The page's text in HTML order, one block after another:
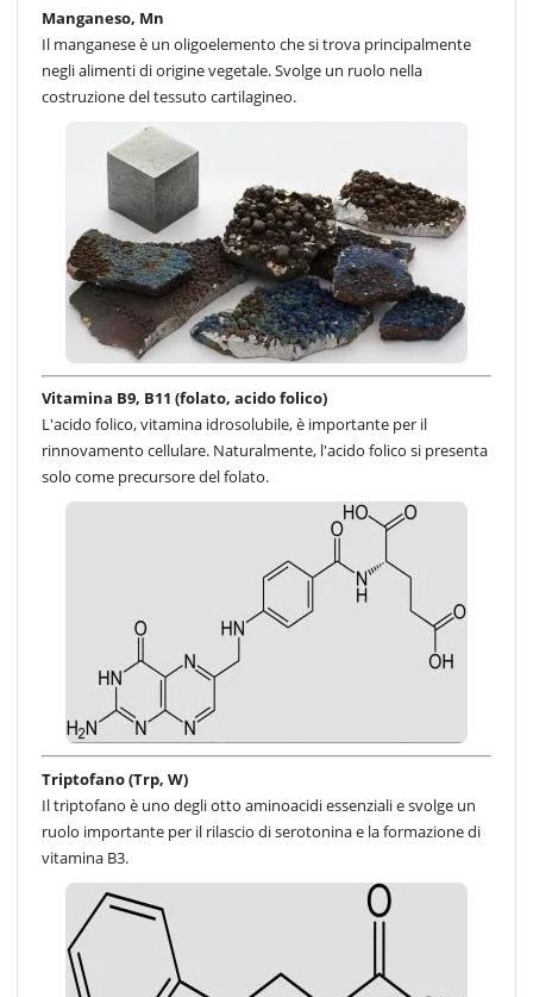
Manganeso, Mn
Il manganese è un oligoelemento che si trova principalmente
negli alimenti di origine vegetale. Svolge un ruolo nella
costruzione del tessuto cartilagineo.
Vitamina B9, B11 (folato, acido folico)
L'acido folico, vitamina idrosolubile, è importante per il
rinnovamento cellulare. Naturalmente, l'acido folico si presenta
solo come precursore del folato.
Triptofano (Trp, W)
Il triptofano è uno degli otto aminoacidi essenziali e svolge un
ruolo importante per il rilascio di serotonina e la formazione di
vitamina B3.